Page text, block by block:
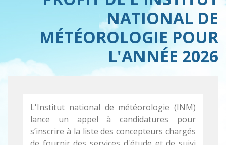
NATIONAL DE
MÉTÉOROLOGIE POUR
L'ANNÉE 2026
L'Institut national de météorologie (INM)
lance un appel à candidatures pour
s’inscrire à la liste des concepteurs chargés